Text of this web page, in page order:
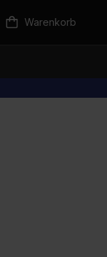
Warenkorb